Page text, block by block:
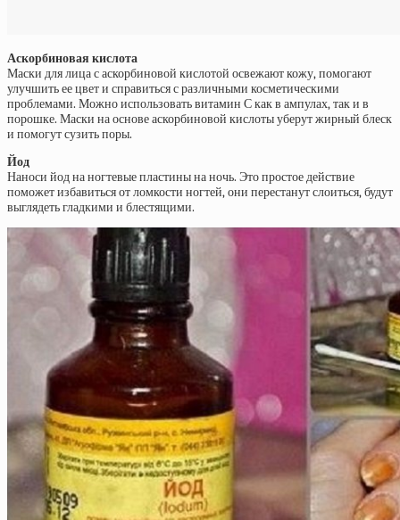
Аскорбиновая кислота
Маски для лица с аскорбиновой кислотой освежают кожу, помогают
улучшить ее цвет и справиться с различными косметическими
проблемами. Можно использовать витамин С как в ампулах, так и в
порошке. Маски на основе аскорбиновой кислоты уберут жирный блеск
и помогут сузить поры.
Йод
Наноси йод на ногтевые пластины на ночь. Это простое действие
поможет избавиться от ломкости ногтей, они перестанут слоиться, будут
выглядеть гладкими и блестящими.